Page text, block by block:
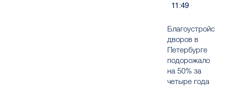
11:49
дворов в
Петербурге
подорожало
на 50% за
четыре года